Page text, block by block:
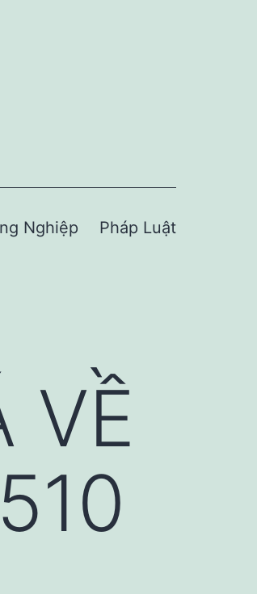
Nghiệp Pháp Luật
VỀ